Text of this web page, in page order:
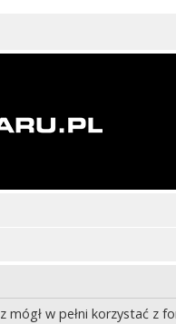
mógł w pełni korzystać z